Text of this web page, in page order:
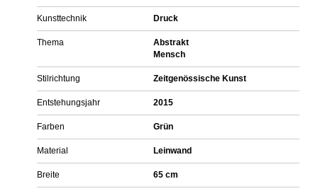
Kunsttechnik Druck
Thema
Abstrakt
Mensch
Stilrichtung Zeitgenössische Kunst
Entstehungsjahr 2015
Farben Grün
Material Leinwand
Breite 65 cm